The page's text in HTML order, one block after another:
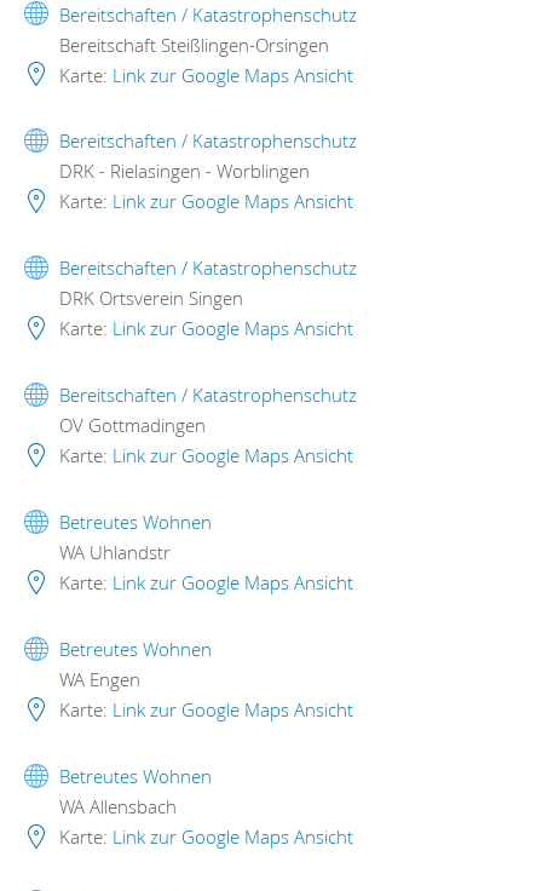
Bereitschaften / Katastrophenschutz
Bereitschaft Steißlingen-Orsingen
Karte: Link zur Google Maps Ansicht
Bereitschaften / Katastrophenschutz
DRK - Rielasingen - Worblingen
Karte: Link zur Google Maps Ansicht
Bereitschaften / Katastrophenschutz
DRK Ortsverein Singen
Karte: Link zur Google Maps Ansicht
Bereitschaften / Katastrophenschutz
OV Gottmadingen
Karte: Link zur Google Maps Ansicht
Betreutes Wohnen
WA Uhlandstr
Karte: Link zur Google Maps Ansicht
Betreutes Wohnen
WA Engen
Karte: Link zur Google Maps Ansicht
Betreutes Wohnen
WA Allensbach
Karte: Link zur Google Maps Ansicht